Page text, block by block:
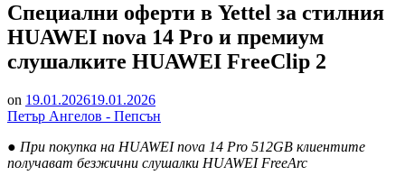
Специални оферти в Yettel за стилния
HUAWEI nova 14 Pro и премиум
слушалките HUAWEI FreeClip 2
on 19.01.202619.01.2026
Петър Ангелов - Пепсън
● При покупка на HUAWEI nova 14 Pro 512GB клиентите
получават безжични слушалки HUAWEI FreeArc